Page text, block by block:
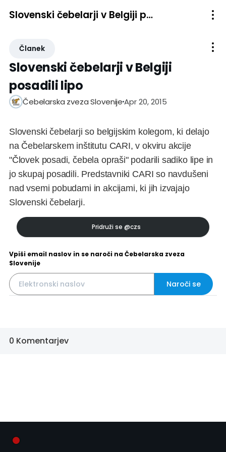
Slovenski čebelarji v Belgiji posadili lipo
Članek
Slovenski čebelarji v Belgiji
posadili lipo
Čebelarska zveza SlovenijeApr 20, 2015
Slovenski čebelarji so belgijskim kolegom, ki delajo
na Čebelarskem inštitutu CARI, v okviru akcije
"Človek posadi, čebela opraši" podarili sadiko lipe in
jo skupaj posadili. Predstavniki CARI so navdušeni
nad vsemi pobudami in akcijami, ki jih izvajajo
Slovenski čebelarji.
Pridruži se @czs
Vpiši email naslov in se naroči na Čebelarska zveza
Slovenije
Naroči se
0 Komentarjev